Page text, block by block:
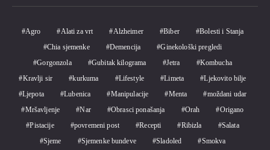
Agro Alati za vrt Alzheimer Biber
Bolesti i Stanja
Chia sjemenke
Demencija
Ginekološki pregledi
Gorgonzola
Gubitak kilograma Jetra
Kombucha
Kravlji sir
kurkuma Lifestyle Limeta
Ljekovito bilje
Ljepota
Lubenica Manipulacije Menta
moždani udar
Mršavljenje
Nar Obrasci ponašanja Orah
Origano
Pistacije
povremeni post Recepti Ribizla
Salata
Sjeme
Sjemenke bundeve Sladoled
Smokva